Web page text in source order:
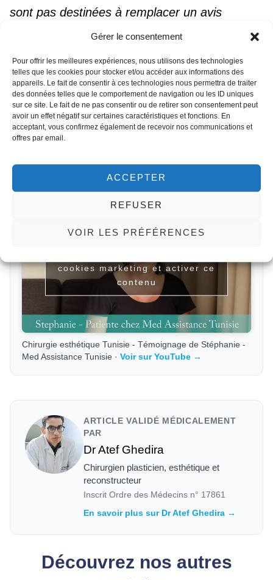
Gérer le consentement
Pour offrir les meilleures expériences, nous utilisons des technologies
telles que les cookies pour stocker et/ou accéder aux informations des
appareils. Le fait de consentir à ces technologies nous permettra de traiter
des données telles que le comportement de navigation ou les ID uniques
sur ce site. Le fait de ne pas consentir ou de retirer son consentement peut
avoir un effet négatif sur certaines caractéristiques et fonctions. En
acceptant, vous confirmez également de recevoir nos communications et
offres par email.
ACCEPTER
REFUSER
VOIR LES PRÉFÉRENCES
sont pas destinées à remplacer un avis
médical professionnel, un diagnostic ou un
texte, les images et les informations, contenu
sur ou disponible via ce site web, est fourni à
des fins d’information générale seulement.
TÉMOIGNAGE PATIENT
cookies marketing et activer ce
contenu
Chirurgie esthétique Tunisie - Témoignage de Stéphanie -
Med Assistance Tunisie ·Voir sur YouTube →
ARTICLE VALIDÉ MÉDICALEMENT
PAR
Dr Atef Ghedira
Chirurgien plasticien, esthétique et
reconstructeur
Inscrit Ordre des Médecins n° 17861
En savoir plus sur Dr Atef Ghedira →
Découvrez nos autres